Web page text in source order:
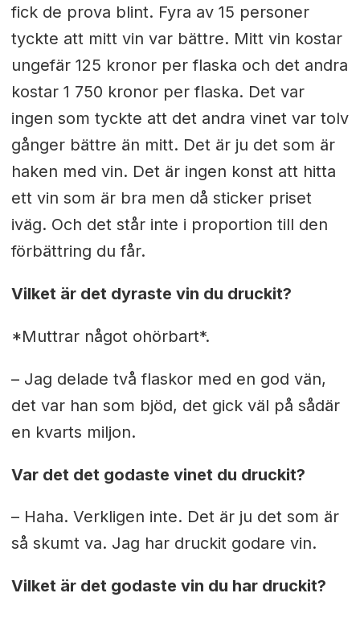
fick de prova blint. Fyra av 15 personer
tyckte att mitt vin var bättre. Mitt vin kostar
ungefär 125 kronor per flaska och det andra
kostar 1 750 kronor per flaska. Det var
ingen som tyckte att det andra vinet var tolv
gånger bättre än mitt. Det är ju det som är
haken med vin. Det är ingen konst att hitta
ett vin som är bra men då sticker priset
iväg. Och det står inte i proportion till den
förbättring du får.
Vilket är det dyraste vin du druckit?
*Muttrar något ohörbart*.
– Jag delade två flaskor med en god vän,
det var han som bjöd, det gick väl på sådär
en kvarts miljon.
Var det det godaste vinet du druckit?
– Haha. Verkligen inte. Det är ju det som är
så skumt va. Jag har druckit godare vin.
Vilket är det godaste vin du har druckit?